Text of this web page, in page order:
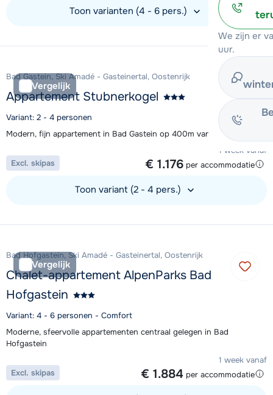
We zijn er
uur.
Toon varianten (4 - 6 pers.)
Vergelijk
Bad Gastein, Ski Amadé - Gasteinertal, Oostenrijk
Appartement Stubnerkogel
Variant: 2 - 4 personen
Modern, fijn appartement in Bad Gastein op 400m van de lift
1 week vanaf
€ 1.176 per accommodatie
Excl. skipas
Toon variant (2 - 4 pers.)
Vergelijk
Bad Hofgastein, Ski Amadé - Gasteinertal, Oostenrijk
Chalet-appartement AlpenParks Bad
Hofgastein
Variant: 4 - 6 personen - Comfort
Moderne, sfeervolle appartementen centraal gelegen in Bad
Hofgastein
1 week vanaf
€ 1.884 per accommodatie
Excl. skipas